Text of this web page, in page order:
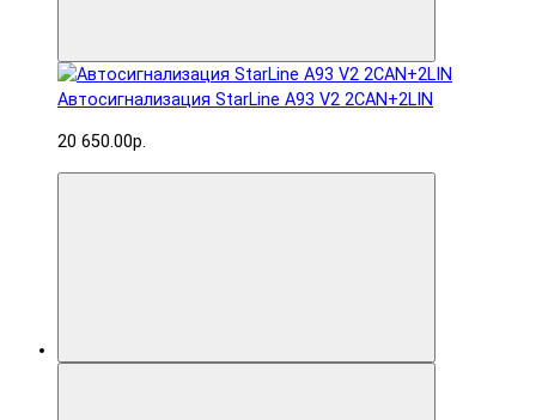
Автосигнализация StarLine A93 V2 2CAN+2LIN
20 650.00р.